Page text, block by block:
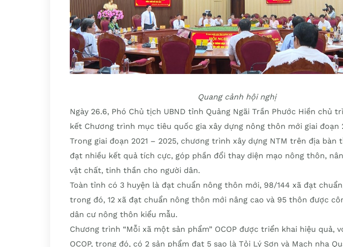
Quang cảnh hội nghị
Ngày 26.6, Phó Chủ tịch UBND tỉnh Quảng Ngãi Trần Phước Hiền chủ
kết Chương trình mục tiêu quốc gia xây dựng nông thôn mới giai đoạn
Trong giai đoạn 2021 – 2025, chương trình xây dựng NTM trên địa bàn
đạt nhiều kết quả tích cực, góp phần đổi thay diện mạo nông thôn,
vật chất, tinh thần cho người dân.
Toàn tỉnh có 3 huyện là đạt chuẩn nông thôn mới, 98/144 xã đạt
trong đó, 12 xã đạt chuẩn nông thôn mới nâng cao và 95 thôn được
dân cư nông thôn kiểu mẫu.
Chương trình “Mỗi xã một sản phẩm” OCOP được triển khai hiệu quả,
OCOP, trong đó, có 2 sản phẩm đạt 5 sao là Tỏi Lý Sơn và Mạch nha